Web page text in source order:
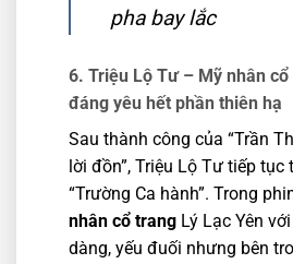
pha bay lắc
6. Triệu Lộ Tư – Mỹ nhân
đáng yêu hết phần thiên hạ
Sau thành công của “Trần
lời đồn”, Triệu Lộ Tư tiếp tục
“Trường Ca hành”. Trong
nhân cổ trang Lý Lạc Yên
dàng, yếu đuối nhưng bên